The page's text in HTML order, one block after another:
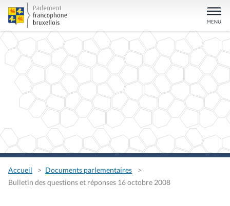
Accueil
Documents parlementaires
Bulletin des questions et réponses 16 octobre 2008